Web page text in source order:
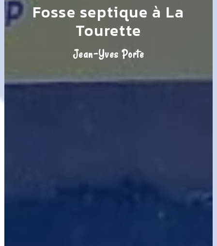
Fosse septique à La
Tourette
Jean-Yves Porte